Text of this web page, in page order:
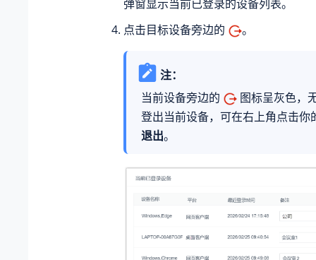
弹窗显示当前已登录的设备列表。
点击目标设备旁边的
。
注：
当前设备旁边的
图标呈灰色，
登出当前设备，可在右上角点击你
退出。